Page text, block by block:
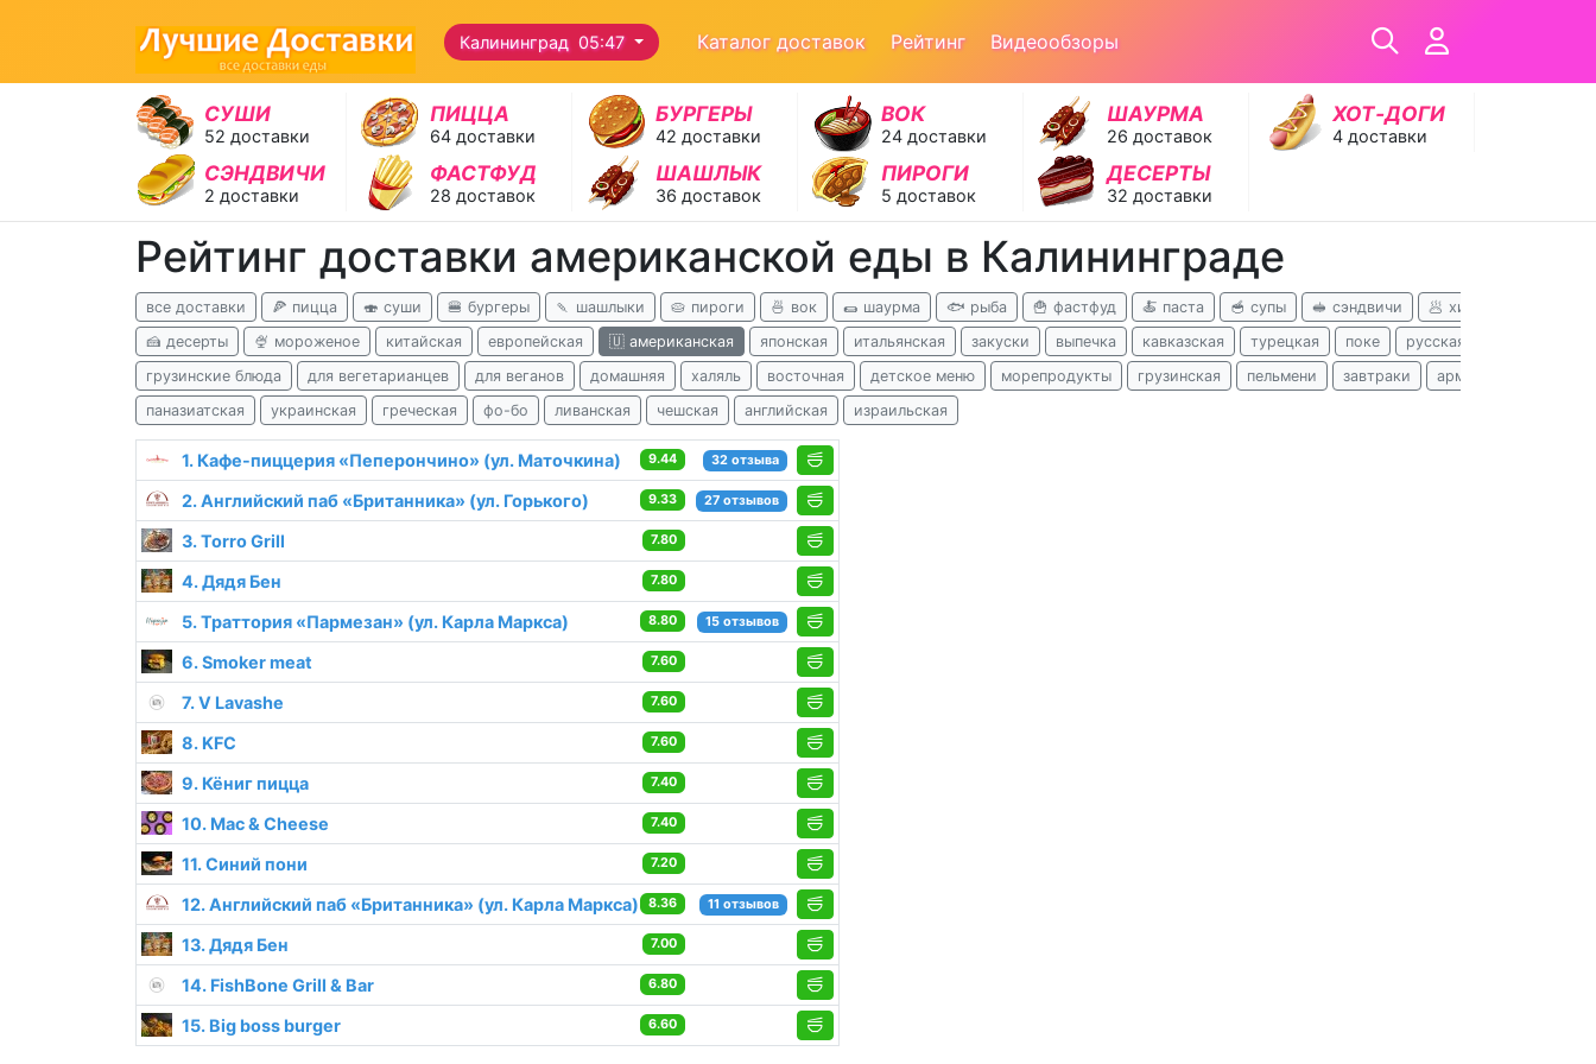
Калининград 05:47 Каталог доставок Рейтинг Видеообзоры
СУШИ
52 доставки
ПИЦЦА
64 доставки
БУРГЕРЫ
42 доставки
ВОК
24 доставки
ШАУРМА
26 доставок
ХОТ‑ДОГИ
4 доставки
СЭНДВИЧИ
2 доставки
ФАСТФУД
28 доставок
ШАШЛЫК
36 доставок
ПИРОГИ
5 доставок
ДЕСЕРТЫ
32 доставки
Рейтинг доставки американской еды в Калининграде
все доставки 🍕 пицца 🍣 суши 🍔 бургеры 🍡 шашлыки 🥧 пироги 🍜 вок 🌯 шаурма 🐟 рыба 🍟 фастфуд 🍝 паста 🥣 супы 🥪 сэндвичи 🥟 хинкали
🍰 десерты
🍨 мороженое китайская европейская 🇺 американская японская итальянская закуски выпечка кавказская турецкая поке русская
грузинские блюда
для вегетарианцев для веганов домашняя халяль восточная детское меню морепродукты грузинская пельмени завтраки армянская
паназиатская
украинская греческая фо-бо ливанская чешская английская израильская
1. Кафе-пиццерия «Пеперончино» (ул. Маточкина) 9.44 32 отзыва
2. Английский паб «Британника» (ул. Горького) 9.33 27 отзывов
3. Torro Grill 7.80
4. Дядя Бен 7.80
5. Траттория «Пармезан» (ул. Карла Маркса) 8.80 15 отзывов
6. Smoker meat 7.60
7. V Lavashe 7.60
8. KFC 7.60
9. Кёниг пицца 7.40
10. Mac & Cheese 7.40
11. Синий пони 7.20
12. Английский паб «Британника» (ул. Карла Маркса) 8.36 11 отзывов
13. Дядя Бен 7.00
14. FishBone Grill & Bar 6.80
15. Big boss burger 6.60